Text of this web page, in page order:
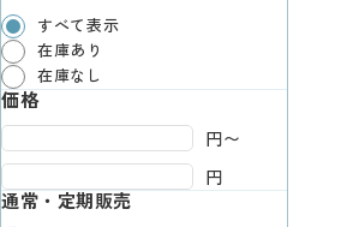
すべて表示
在庫あり
在庫なし
価格
円〜
円
通常・定期販売